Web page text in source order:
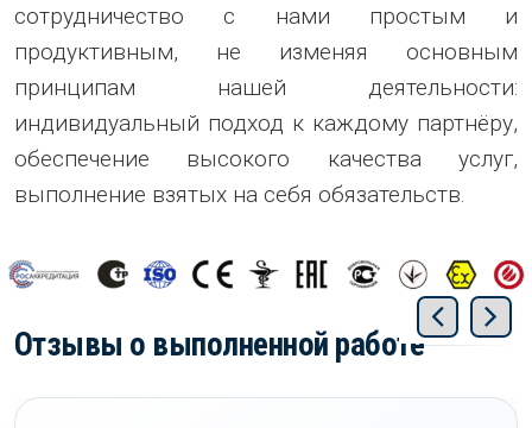
сотрудничество с нами простым и
продуктивным, не изменяя основным
принципам нашей деятельности:
индивидуальный подход к каждому партнёру,
обеспечение высокого качества услуг,
выполнение взятых на себя обязательств.
Отзывы о выполненной работе